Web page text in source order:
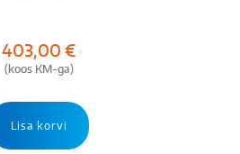
403,00 €
(koos KM-ga)
Lisa korvi